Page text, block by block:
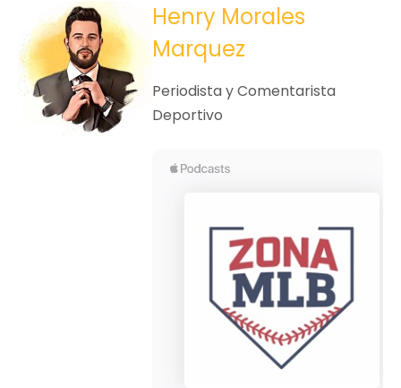
Henry Morales
Marquez
Periodista y Comentarista
Deportivo